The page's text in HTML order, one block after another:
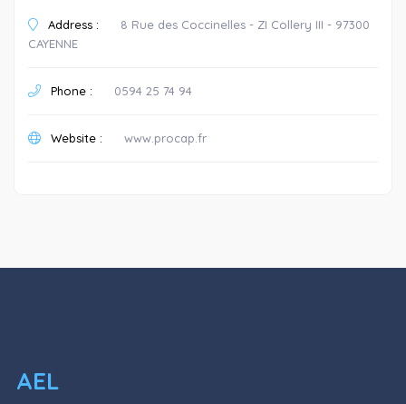
Address :
8 Rue des Coccinelles - ZI Collery III - 97300
CAYENNE
Phone : 0594 25 74 94
Website : www.procap.fr
AEL